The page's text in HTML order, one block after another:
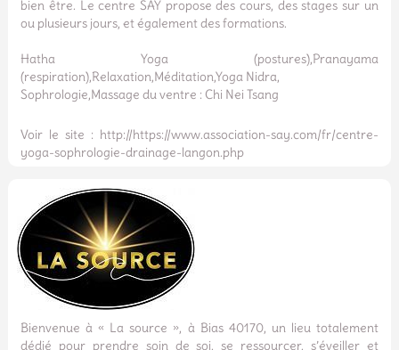
bien être. Le centre SAY propose des cours, des stages sur un
ou plusieurs jours, et également des formations.
Hatha Yoga (postures),Pranayama
(respiration),Relaxation,Méditation,Yoga Nidra,
Sophrologie,Massage du ventre : Chi Nei Tsang
Voir le site : http://https://www.association-say.com/fr/centre-
yoga-sophrologie-drainage-langon.php
Bienvenue à « La source », à Bias 40170, un lieu totalement
dédié pour prendre soin de soi, se ressourcer, s’éveiller et